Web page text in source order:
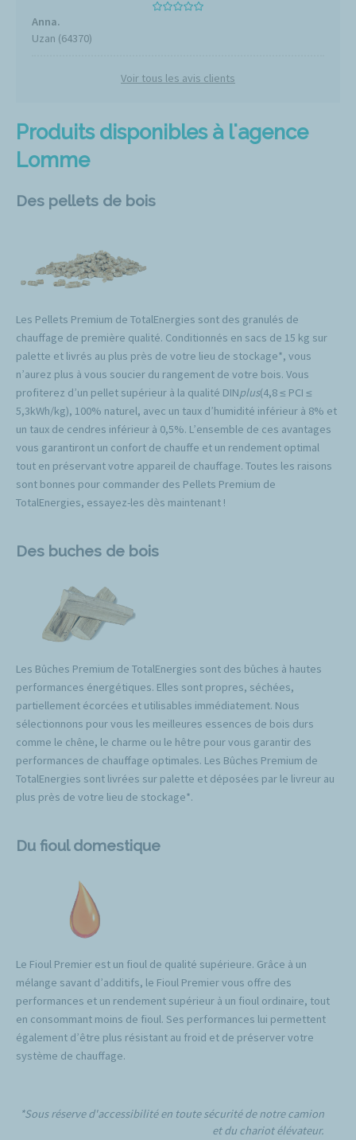
Produits disponibles à l'agence
Lomme
Des pellets de bois
Les Pellets Premium de TotalEnergies sont des granulés de
chauffage de première qualité. Conditionnés en sacs de 15 kg sur
palette et livrés au plus près de votre lieu de stockage*, vous
n’aurez plus à vous soucier du rangement de votre bois. Vous
profiterez d’un pellet supérieur à la qualité DINplus(4,8 ≤ PCI ≤
5,3kWh/kg), 100% naturel, avec un taux d’humidité inférieur à 8% et
un taux de cendres inférieur à 0,5%. L’ensemble de ces avantages
vous garantiront un confort de chauffe et un rendement optimal
tout en préservant votre appareil de chauffage. Toutes les raisons
sont bonnes pour commander des Pellets Premium de
TotalEnergies, essayez-les dès maintenant !
Des buches de bois
Les Bûches Premium de TotalEnergies sont des bûches à hautes
performances énergétiques. Elles sont propres, séchées,
partiellement écorcées et utilisables immédiatement. Nous
sélectionnons pour vous les meilleures essences de bois durs
comme le chêne, le charme ou le hêtre pour vous garantir des
performances de chauffage optimales. Les Bûches Premium de
TotalEnergies sont livrées sur palette et déposées par le livreur au
plus près de votre lieu de stockage*.
Du fioul domestique
Le Fioul Premier est un fioul de qualité supérieure. Grâce à un
mélange savant d’additifs, le Fioul Premier vous offre des
performances et un rendement supérieur à un fioul ordinaire, tout
en consommant moins de fioul. Ses performances lui permettent
également d’être plus résistant au froid et de préserver votre
système de chauffage.
*Sous réserve d'accessibilité en toute sécurité de notre camion
et du chariot élévateur.
Anna.
Uzan (64370)
Voir tous les avis clients